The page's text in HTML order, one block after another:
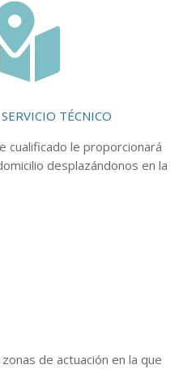
SERVICIO TÉCNICO
cualificado le proporcionará
desplazándonos en la
de actuación en la que